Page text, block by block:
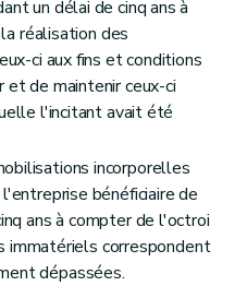
un délai de cinq ans à
réalisation des
ci aux fins et conditions
et de maintenir ceux-ci
l'incitant avait été
incorporelles
bénéficiaire de
ans à compter de l'octroi
immatériels correspondent
dépassées.